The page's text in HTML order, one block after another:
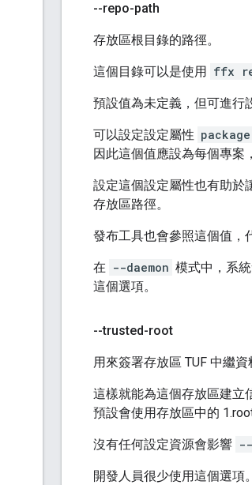
--repo-path
存放區根目錄的路徑。
這個目錄可以是使用 ffx
預設值為未定義，但可進行
可以設定設定屬性
因此這個值應設為每個專案
設定這個設定屬性也有助於
存放區路徑。
發布工具也會參照這個值，
在 --daemon 模式中，系
這個選項。
--trusted-root
用來簽署存放區 TUF 中繼資
這樣就能為這個存放區建立
預設會使用存放區中的
沒有任何設定資源會影響
開發人員很少使用這個選項。